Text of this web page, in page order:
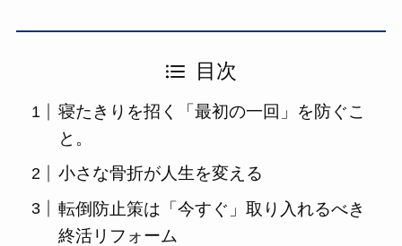
目次
寝たきりを招く「最初の一回」を防ぐこ
と。
小さな骨折が人生を変える
転倒防止策は「今すぐ」取り入れるべき
終活リフォーム